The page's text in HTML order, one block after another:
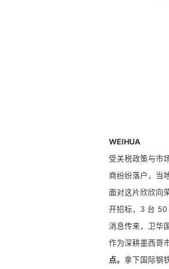
WEIHUA
受关税政策与市
商纷纷落户，当
面对这片欣欣向
开招标，3 台 50
消息传来，卫华
作为深耕墨西哥
点。拿下国际钢